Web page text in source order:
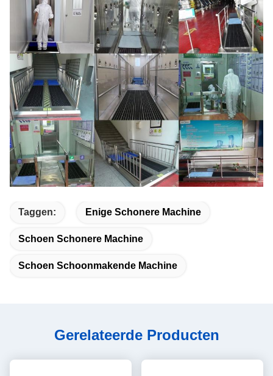
Taggen: Enige Schonere Machine
Schoen Schonere Machine
Schoen Schoonmakende Machine
Gerelateerde Producten